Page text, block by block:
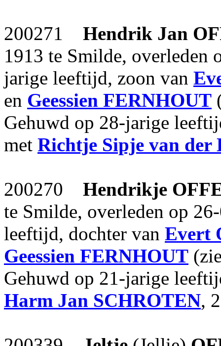
200271 Hendrik Jan
1913 te Smilde, overleden
jarige leeftijd, zoon van
en Geessien FERNHOUT
Gehuwd op 28-jarige
met Richtje Sipje van der
200270 Hendrikje
te Smilde, overleden op
leeftijd, dochter van Evert
Geessien FERNHOUT
Gehuwd op 21-jarige
Harm Jan SCHROTEN,